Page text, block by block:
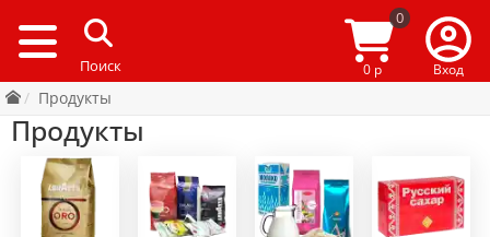
0
0 р Вход
Продукты
Продукты